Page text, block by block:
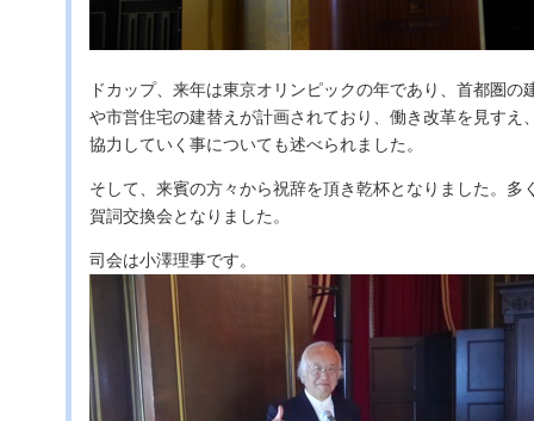
ドカップ、来年は東京オリンピックの年であり、首都圏
や市営住宅の建替えが計画されており、働き改革を見すえ
協力していく事についても述べられました。
そして、来賓の方々から祝辞を頂き乾杯となりました。多
賀詞交換会となりました。
司会は小澤理事です。